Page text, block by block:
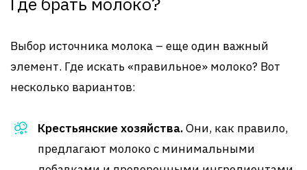
Выбор источника молока – еще один важный
элемент. Где искать «правильное» молоко? Вот
несколько вариантов:
Крестьянские хозяйства.Они, как правило,
предлагают молоко с минимальными